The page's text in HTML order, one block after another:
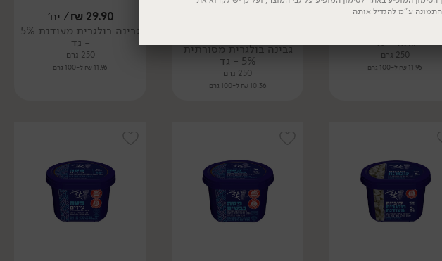
29.90
₪/ יח׳
16% - גד
250 גרם
11.96 ₪ ל-100 גרם
גבינה בולגרית מסורתית
5% - גד
250 גרם
10.36 ₪ ל-100 גרם
29.90
₪/ יח׳
גבינה בולגרית מעודנת 5%
- גד
250 גרם
11.96 ₪ ל-100 גרם
ע"מ להגדיל אותה